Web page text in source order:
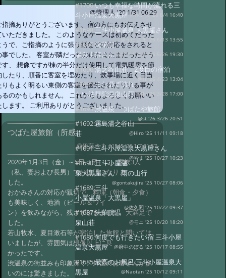
@管理人'20 1/31 06:29
指摘ありがとうございます、宿の方にもお伝えさせ
いただきました。 このようなケースは初めてだった
うで、ご指摘のように張り紙などの対応をされると
事でした。 客室が隣だったのはたまたまだったそう
す、 想像ですが棟の半分だけ使用して電気暖房を節
したり、順番に客室を埋めたり、炊事場に近く日当
りもよく明るい東側の客室を優先されたりする事が
るのかもしれません。 これからもよろしくお願いい
します。 ご利用ありがとうございました。
つばた屋旅館（所感）
@伊藤さま #1545 '20 1/7 01:57
2020年1月3日（金）～5日（日）に、家族3人
（私、妻および長男）でお世話になりま
した。
おかみさんの対応が親切で、料理（朝食・夕食）
も美味しく、地酒（ビール＆ワイ
ン）を飲みながら、残さず頂きました。大満足で
した。
若山牧水、夏目漱石等が宿泊した旅館と聞いては
いましたが、雰囲気は想像以上に良
かったです。
渋温泉の街並みも印象深く、外国のお客さんが多
いのには驚きました。
#1700:いつも幸福な時間が流れる三
斗小屋温泉大黒屋 @ポンタ '26 8/4 16:40
#1698:三斗小屋温泉 大黒屋さん
@うた さま '26 6/13 13:55
#1697:法華院
温泉山荘さん @ポパイ さま '26 5/26 19:30
#1696:湯之谷山荘 2度目の宿泊
@st '26 4/23 13:04
#1695:また必ず訪れ
たい法華院温泉山荘@Aki '26 3/28 17:00
#1693:渋温泉 つばたや旅館
@st '26 3/26 20:51
#1692:霧島湯之谷山
荘
@Hiro '25 11/11 09:18
#1691:三斗小屋温泉大黒屋さん
@やま '25 10/27 10:23
#1690:三斗小屋温
泉大黒屋さん 雨の山行
@gontakujira '25 10/27 08:06
#1689:三斗
小屋温泉「大黒屋」
@佐久間 '25 10/22 09:37
#1687:法華院温
泉山荘
@モニ '25 10/20 18:20
#1686:何度でも行きたい宿 三斗小屋
温泉大黒屋
@府中のぼる '25 10/17 08:55
#1685:最高のお風呂 三斗小屋温泉大
黒屋
@Naotan '25 10/12 09:11